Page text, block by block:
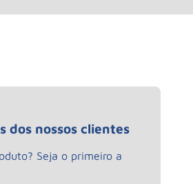
dos nossos clientes
Seja o primeiro a